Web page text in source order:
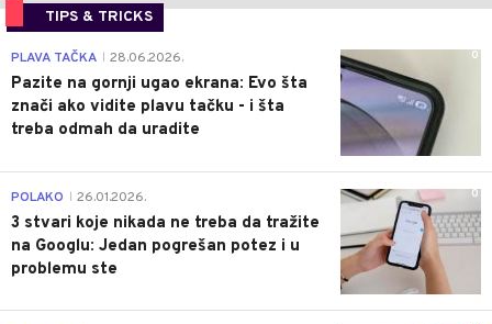
TIPS & TRICKS
0
PLAVA TAČKA 28.06.2026.
Pazite na gornji ugao ekrana: Evo šta
znači ako vidite plavu tačku - i šta
treba odmah da uradite
0
POLAKO 26.01.2026.
3 stvari koje nikada ne treba da tražite
na Googlu: Jedan pogrešan potez i u
problemu ste